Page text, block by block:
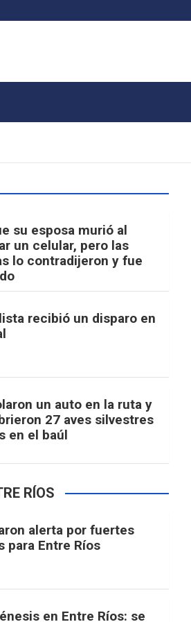
su esposa murió al
un celular, pero las
lo contradijeron y fue
recibió un disparo en
un auto en la ruta y
27 aves silvestres
en el baúl
RÍOS
alerta por fuertes
para Entre Ríos
en Entre Ríos: se